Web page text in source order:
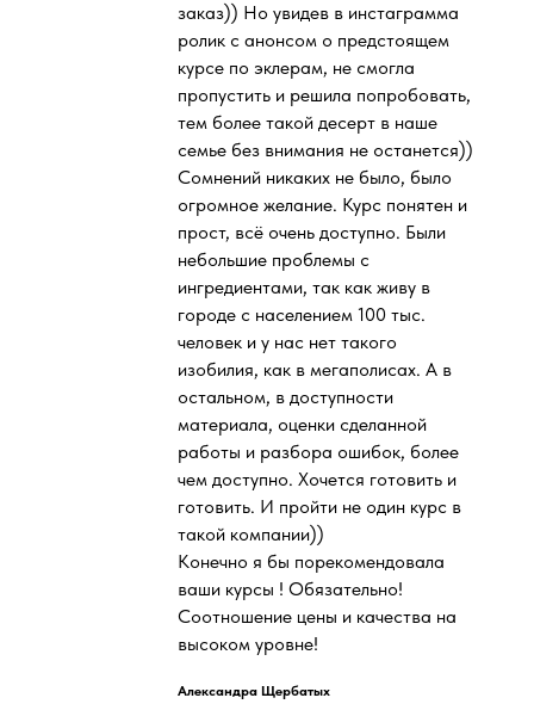
заказ)) Но увидев в инстаграмма
ролик с анонсом о предстоящем
курсе по эклерам, не смогла
пропустить и решила попробовать,
тем более такой десерт в наше
семье без внимания не останется))
Сомнений никаких не было, было
огромное желание. Курс понятен и
прост, всё очень доступно. Были
небольшие проблемы с
ингредиентами, так как живу в
городе с населением 100 тыс.
человек и у нас нет такого
изобилия, как в мегаполисах. А в
остальном, в доступности
материала, оценки сделанной
работы и разбора ошибок, более
чем доступно. Хочется готовить и
готовить. И пройти не один курс в
такой компании))
Конечно я бы порекомендовала
ваши курсы ! Обязательно!
Соотношение цены и качества на
высоком уровне!
Александра Щербатых